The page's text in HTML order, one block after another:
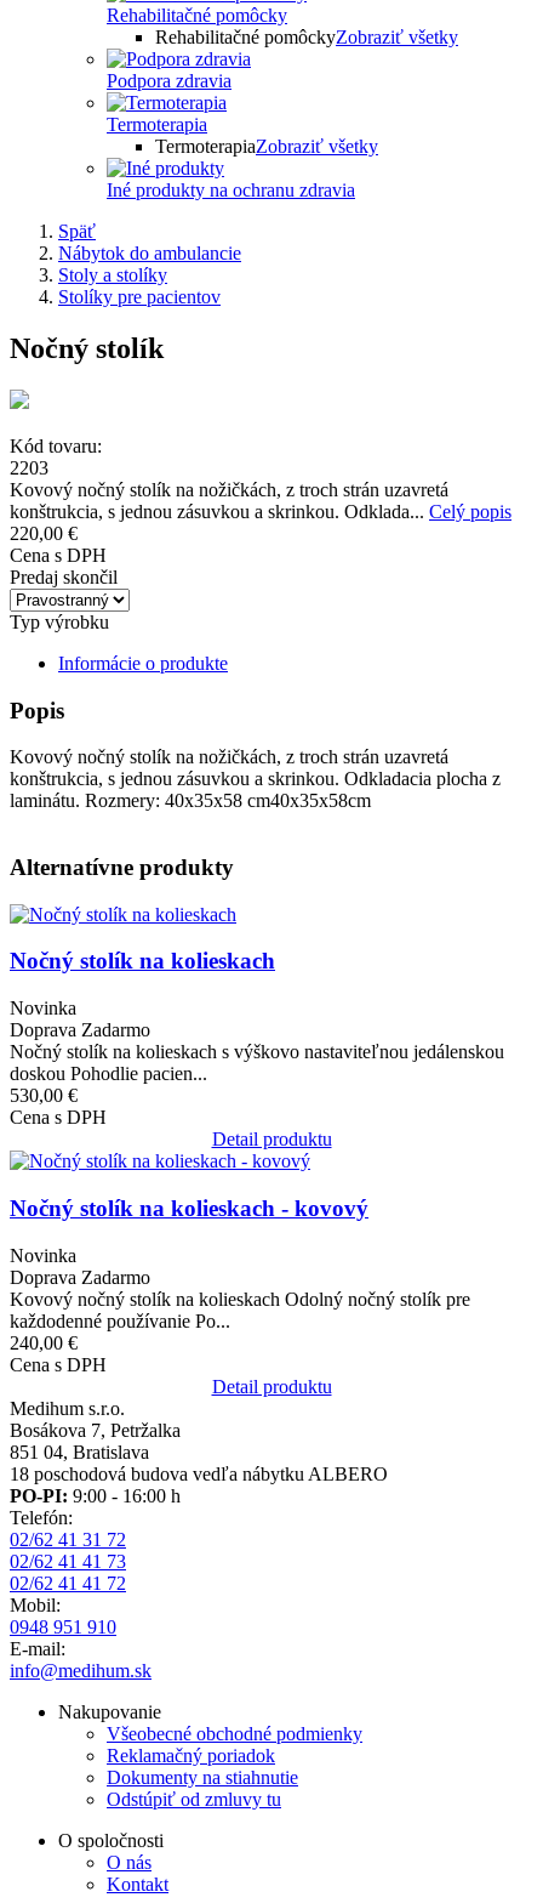
Rehabilitačné pomôcky
Rehabilitačné pomôckyZobraziť všetky
Podpora zdravia
Termoterapia
TermoterapiaZobraziť všetky
Iné produkty na ochranu zdravia
Späť
Nábytok do ambulancie
Stoly a stolíky
Stolíky pre pacientov
Nočný stolík
Kód tovaru:
2203
Kovový nočný stolík na nožičkách, z troch strán uzavretá
konštrukcia, s jednou zásuvkou a skrinkou. Odklada... Celý popis
220,00 €
Cena s DPH
Predaj skončil
Typ výrobku
Informácie o produkte
Popis
Kovový nočný stolík na nožičkách, z troch strán uzavretá
konštrukcia, s jednou zásuvkou a skrinkou. Odkladacia plocha z
laminátu. Rozmery: 40x35x58 cm40x35x58cm
Alternatívne produkty
Obrázok
Nočný stolík na kolieskach
Novinka
Doprava Zadarmo
Nočný stolík na kolieskach s výškovo nastaviteľnou jedálenskou
doskou Pohodlie pacien...
530,00 €
Cena s DPH
Detail produktu
Obrázok
Nočný stolík na kolieskach - kovový
Novinka
Doprava Zadarmo
Kovový nočný stolík na kolieskach Odolný nočný stolík pre
každodenné používanie Po...
240,00 €
Cena s DPH
Detail produktu
Medihum s.r.o.
Bosákova 7, Petržalka
851 04, Bratislava
18 poschodová budova vedľa nábytku ALBERO
PO-PI: 9:00 - 16:00 h
Telefón:
02/62 41 31 72
02/62 41 41 73
02/62 41 41 72
Mobil:
0948 951 910
E-mail:
info@medihum.sk
Nakupovanie
Všeobecné obchodné podmienky
Reklamačný poriadok
Dokumenty na stiahnutie
Odstúpiť od zmluvy tu
O spoločnosti
O nás
Kontakt